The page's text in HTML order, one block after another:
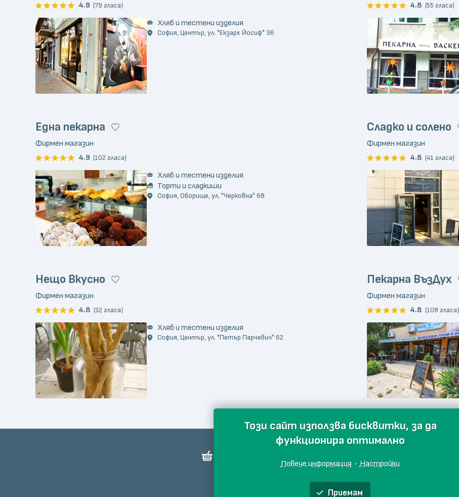
4.9 (79 гласа)
Хляб и тестени изделия
София, Център, ул. "Екзарх Йосиф" 36
4.8 (55 гласа)
Една пекарна
Фирмен магазин
4.9 (102 гласа)
Хляб и тестени изделия
Торти и сладкиши
София, Оборище, ул. "Черковна" 68
Сладко и солено
Фирмен магазин
4.8 (41 гласа)
Нещо Вкусно
Фирмен магазин
4.8 (32 гласа)
Хляб и тестени изделия
София, Център, ул. "Петър Парчевич" 62
Пекарна ВъзДух
Фирмен магазин
4.8 (108 гласа)
Този сайт използва бисквитки, за да
функционира оптимално
Повече информация · Настройки
Приемам